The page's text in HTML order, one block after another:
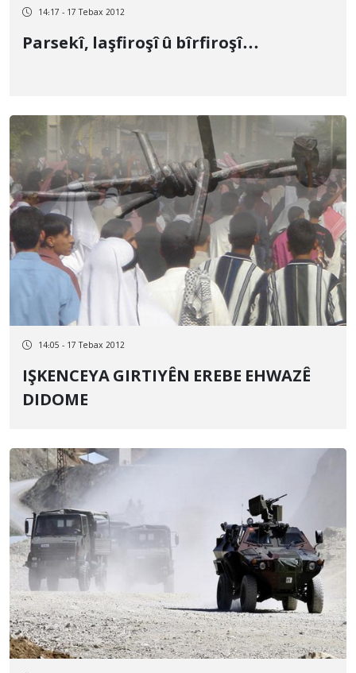
14:17 - 17 Tebax 2012
Parsekî, laşfiroşî û bîrfiroşî...
14:05 - 17 Tebax 2012
IŞKENCEYA GIRTIYÊN EREBE EHWAZÊ
DIDOME